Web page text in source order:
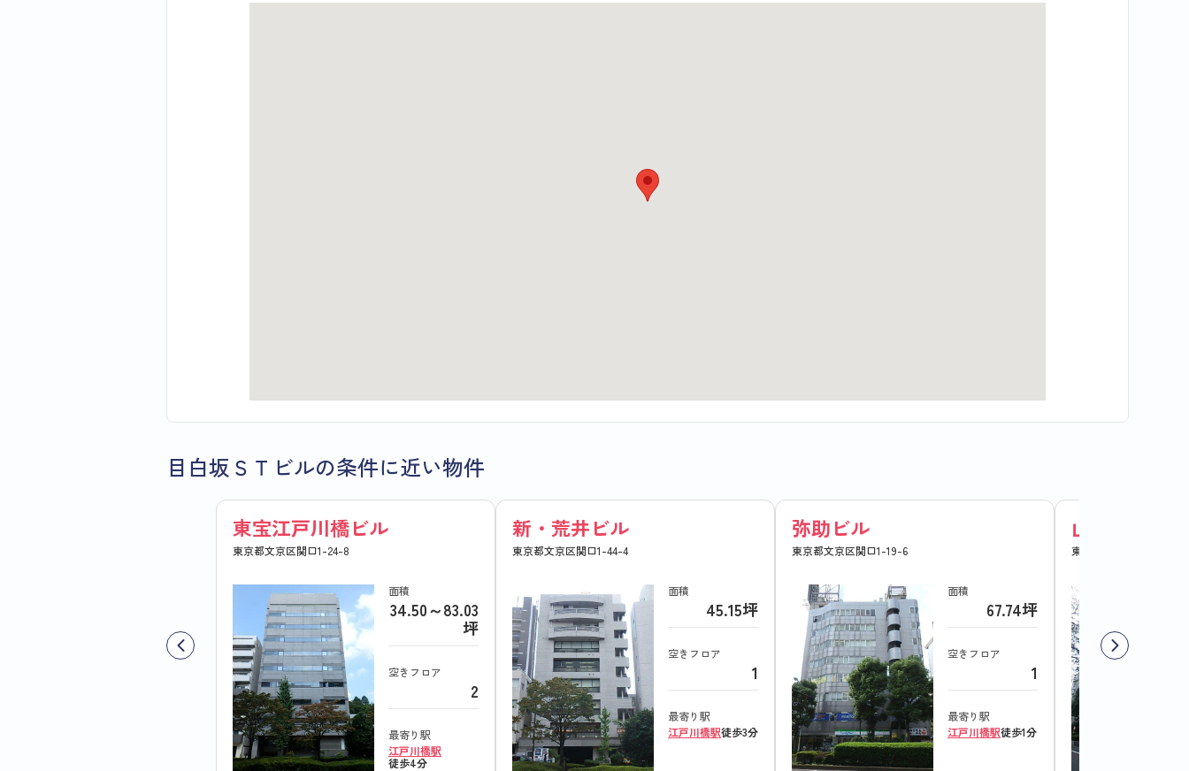
目白坂ＳＴビルの条件に近い物件
東宝江戸川橋ビル
東京都文京区関口1-24-8
面積
34.50～83.03
坪
空きフロア
2
最寄り駅
江戸川橋駅
徒歩4分
新・荒井ビル
東京都文京区関口1-44-4
面積
45.15坪
空きフロア
1
最寄り駅
江戸川橋駅徒歩3分
弥助ビル
東京都文京区関口1-19-6
面積
67.74坪
空きフロア
1
最寄り駅
江戸川橋駅徒歩1分
山水ビル
東京都文京区関口1-35-17